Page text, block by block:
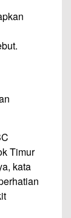
Timur
kata